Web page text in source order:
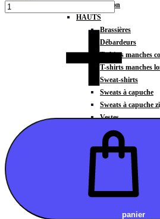
Action
HAUTS
Brassières
Débardeurs
T-shirts manches
T-shirts manches
Sweat-shirts
Sweats à capuche
Sweats à capuche
Vestes
Jupes
Shorts
CARTES CADEAUX
Chaussettes / Sous-vêtements
panier